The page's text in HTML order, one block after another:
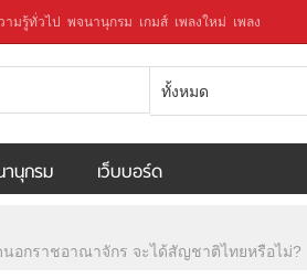
ามรู้ทั่วไป พจนานุกรม เกมส์ เพลงใหม่ เพลง
ทั้งหมด
นุกรม เว็บบอร์ด
อกราชอาณาจักร จะได้สัญชาติไทยหรือไม่?